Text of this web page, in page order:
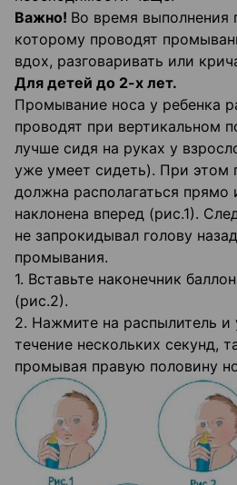
Важно! Во время выполнения
которому проводят
вдох, разговаривать или
Для детей до 2-х лет.
Промывание носа у ребенка
проводят при вертикальном
лучше сидя на руках у
уже умеет сидеть). При этом
должна располагаться прямо
наклонена вперед (рис.1).
не запрокидывал голову
промывания.
1. Вставьте наконечник
(рис.2).
2. Нажмите на распылитель и
течение нескольких секунд,
промывая правую половину